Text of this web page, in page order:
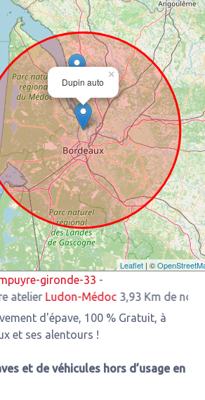
Dupin auto
×
Leaflet | ©
gironde-33 -
Ludon-Médoc3,93 Km de notre
d'épave, 100 % Gratuit, à
et ses alentours !
et de véhicules hors d’usage en